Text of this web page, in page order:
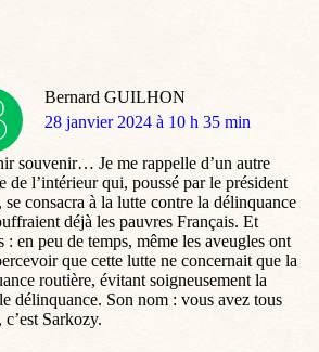
Bernard GUILHON
dit
28 janvier 2024 à 10 h 35 min
souvenir… Je me rappelle d’un autre
de l’intérieur qui, poussé par le président
se consacra à la lutte contre la délinquance
déjà les pauvres Français. Et
: en peu de temps, même les aveugles ont
que cette lutte ne concernait que la
routière, évitant soigneusement la
délinquance. Son nom : vous avez tous
c’est Sarkozy.